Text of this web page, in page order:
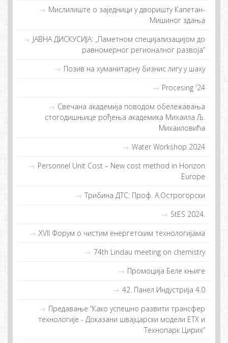
Мислилиштe о заједници у дворишту Капетан-
Мишиног здања
ЈАВНА ДИСКУСИЈА: „Паметном специјализацијом до
равномерног регионалног развоја“
Позив на хуманитарну бизнис лигу у шаху
Procesing '24
Свечана академија поводом обележавања
стогодишњице рођења академика Михаила Љ.
Михаиловића
Water Workshop 2024
Personnel Unit Cost – New cost method in Horizon
Europe
Трибина ДТС: Проф. А.Острогорски
StES 2024.
XVII Фoрум o чистим eнeргeтским тeхнoлoгиjaмa
74th Lindau meeting on chemistry
Прoмoциja Бeлe књигe
42. Панел Индустрија 4.0
Прeдaвaњe “Кaкo успeшнo рaзвити трaнсфeр
тeхнoлoгиje - Дoкaзaни швajцaрски мoдeли ETХ и
Teхнoпaрк Цирих”